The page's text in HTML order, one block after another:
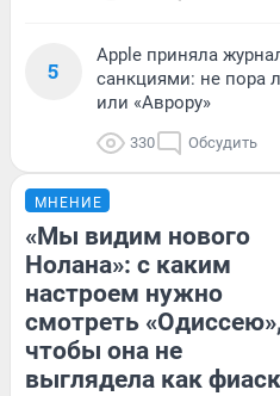
5
Apple приняла
санкциями: не пора
или «Аврору»
330 Обсудить
МНЕНИЕ
«Мы видим нового
Нолана»: с каким
настроем нужно
смотреть «Одиссею»,
чтобы она не
выглядела как